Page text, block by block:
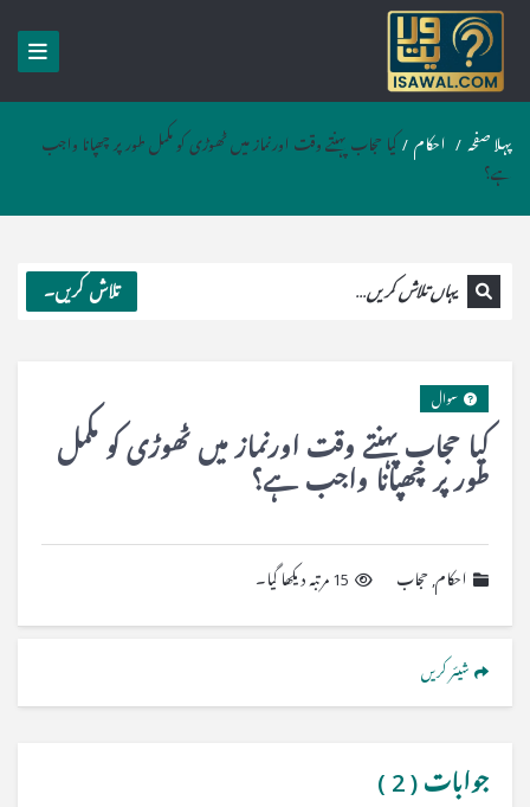
پہلا صفحہ / احکام / کیا حجاب پہنتے وقت اورنماز میں ٹھوڑی کو مکمل طور پر چھپانا واجب
ہے؟
تلاش کریں۔
کیا حجاب پہنتے وقت اورنماز میں ٹھوڑی کو مکمل
طور پر چھپانا واجب ہے؟
سوال
احکام, حجاب 15 مرتبہ دیکھا گیا۔
شیئر کریں
جوابات (2
)